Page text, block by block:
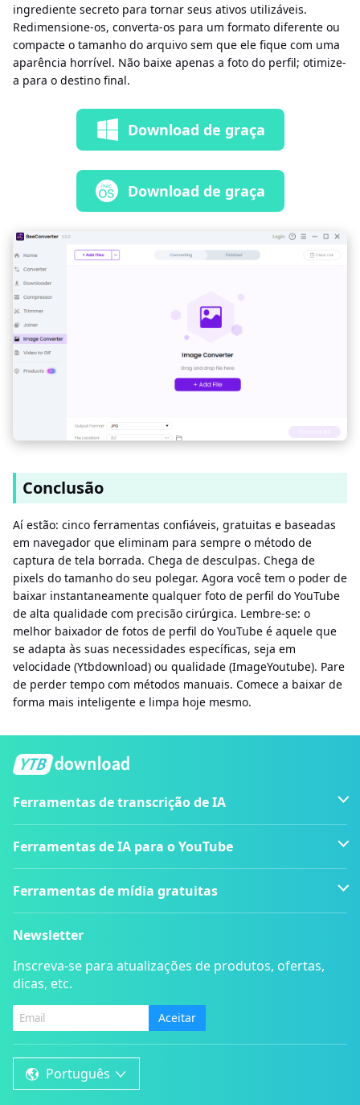
ingrediente secreto para tornar seus ativos utilizáveis.
Redimensione-os, converta-os para um formato diferente ou
compacte o tamanho do arquivo sem que ele fique com uma
aparência horrível. Não baixe apenas a foto do perfil; otimize-
a para o destino final.
Download de graça
Download de graça
Conclusão
Aí estão: cinco ferramentas confiáveis, gratuitas e baseadas
em navegador que eliminam para sempre o método de
captura de tela borrada. Chega de desculpas. Chega de
pixels do tamanho do seu polegar. Agora você tem o poder de
baixar instantaneamente qualquer foto de perfil do YouTube
de alta qualidade com precisão cirúrgica. Lembre-se: o
melhor baixador de fotos de perfil do YouTube é aquele que
se adapta às suas necessidades específicas, seja em
velocidade (Ytbdownload) ou qualidade (ImageYoutube). Pare
de perder tempo com métodos manuais. Comece a baixar de
forma mais inteligente e limpa hoje mesmo.
Ferramentas de transcrição de IA
Ferramentas de IA para o YouTube
Ferramentas de mídia gratuitas
Newsletter
Inscreva-se para atualizações de produtos, ofertas,
dicas, etc.
Aceitar
Português